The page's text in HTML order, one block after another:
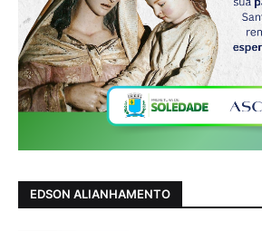
EDSON ALIANHAMENTO